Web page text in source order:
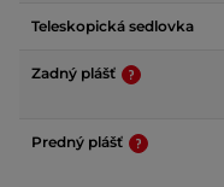
Teleskopická sedlovka
Zadný plášť
Predný plášť